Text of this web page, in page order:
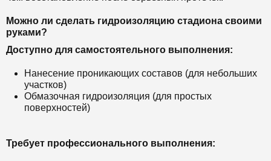
Можно ли сделать гидроизоляцию стадиона своими
руками?
Доступно для самостоятельного выполнения:
Нанесение проникающих составов (для небольших
участков)
Обмазочная гидроизоляция (для простых
поверхностей)
Требует профессионального выполнения: